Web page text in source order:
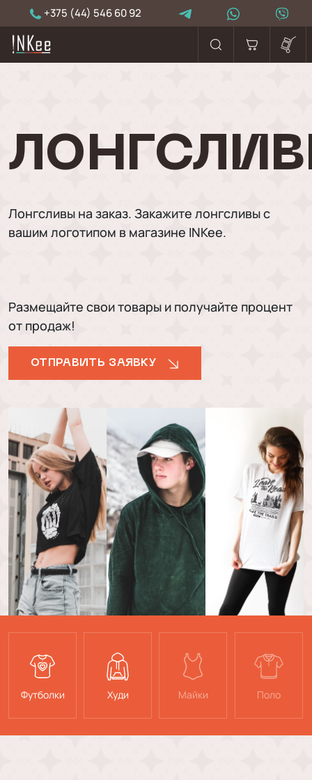
+375 (44) 546 60 92
Лонгсливы на заказ. Закажите лонгсливы с
вашим логотипом в магазине INKee.
Размещайте свои товары и получайте процент
от продаж!
ОТПРАВИТЬ ЗАЯВКУ
Футболки Худи Майки Поло